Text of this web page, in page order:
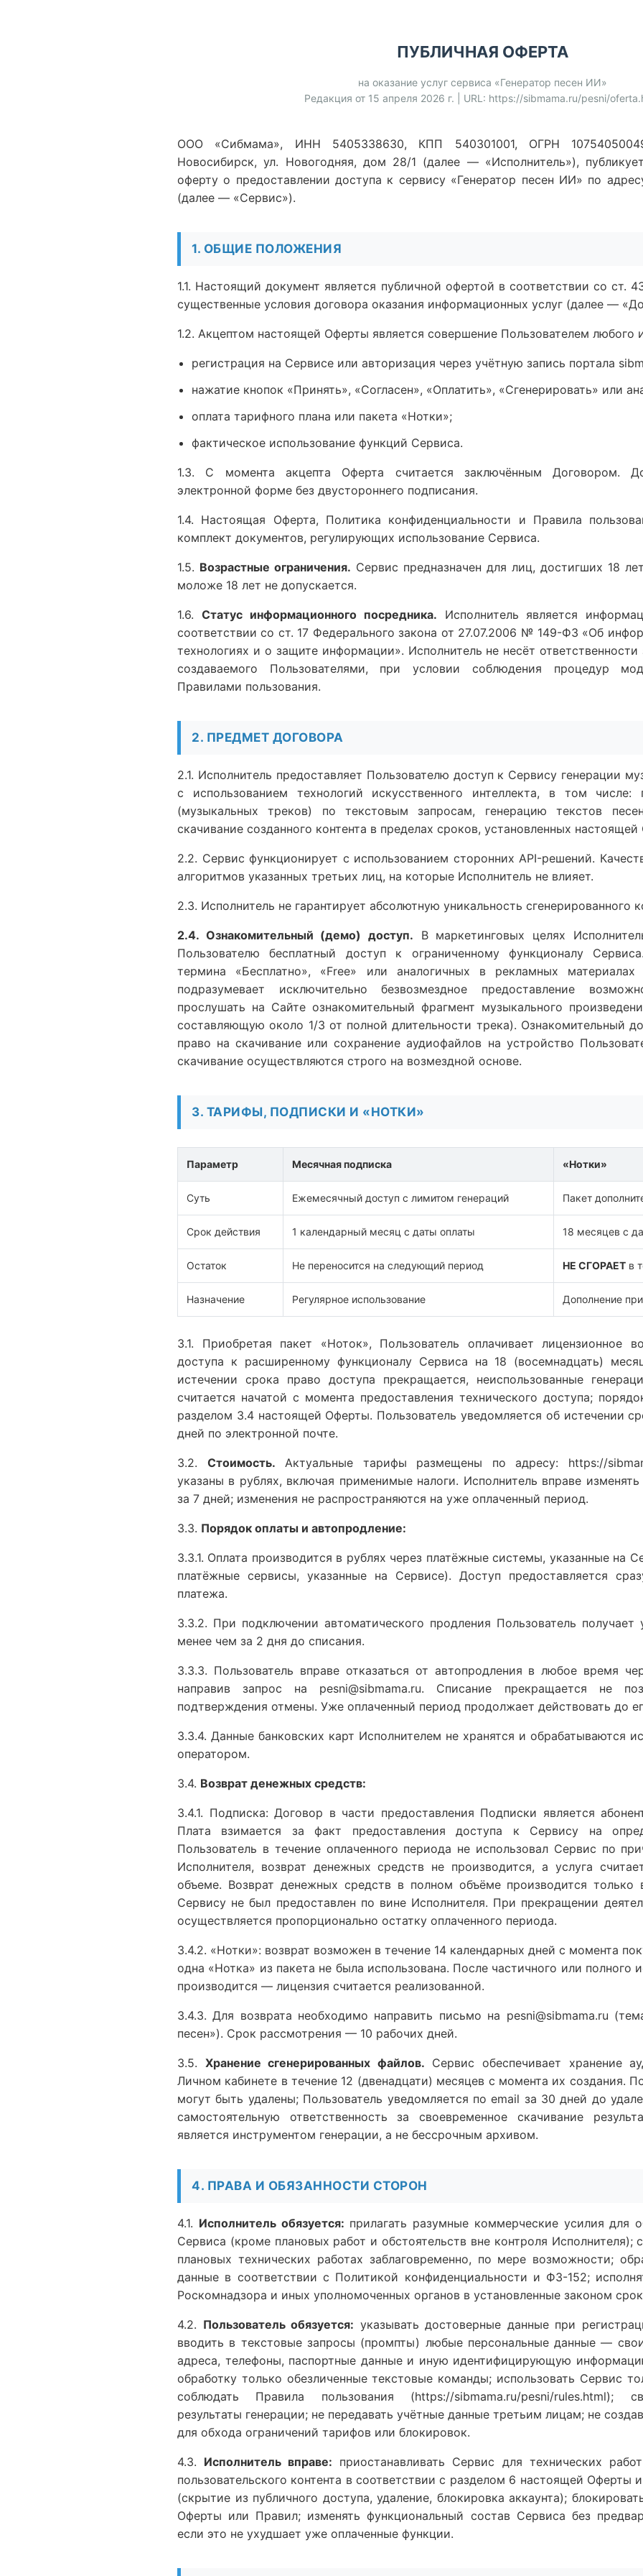
ПУБЛИЧНАЯ ОФЕРТА
на оказание услуг сервиса «Генератор песен ИИ»
Редакция от 15 апреля 2026 г. | URL: https://sibmama.ru/pesni/
ООО «Сибмама», ИНН 5405338630, КПП 540301001, ОГРН
Новосибирск, ул. Новогодняя, дом 28/1 (далее — «Исполнитель»),
оферту о предоставлении доступа к сервису «Генератор песен ИИ» по
(далее — «Сервис»).
1. ОБЩИЕ ПОЛОЖЕНИЯ
1.1. Настоящий документ является публичной офертой в соответствии со ст.
существенные условия договора оказания информационных услуг (далее —
1.2. Акцептом настоящей Оферты является совершение Пользователем любого
регистрация на Сервисе или авторизация через учётную запись портала
нажатие кнопок «Принять», «Согласен», «Оплатить», «Сгенерировать» или
оплата тарифного плана или пакета «Нотки»;
фактическое использование функций Сервиса.
1.3. С момента акцепта Оферта считается заключённым Договором.
электронной форме без двустороннего подписания.
1.4. Настоящая Оферта, Политика конфиденциальности и Правила
комплект документов, регулирующих использование Сервиса.
1.5. Возрастные ограничения. Сервис предназначен для лиц, достигших 18
моложе 18 лет не допускается.
1.6. Статус информационного посредника. Исполнитель является
соответствии со ст. 17 Федерального закона от 27.07.2006 № 149-ФЗ «Об
технологиях и о защите информации». Исполнитель не несёт
создаваемого Пользователями, при условии соблюдения процедур
Правилами пользования.
2. ПРЕДМЕТ ДОГОВОРА
2.1. Исполнитель предоставляет Пользователю доступ к Сервису генерации
с использованием технологий искусственного интеллекта, в том числе:
(музыкальных треков) по текстовым запросам, генерацию текстов
скачивание созданного контента в пределах сроков, установленных
2.2. Сервис функционирует с использованием сторонних API-решений.
алгоритмов указанных третьих лиц, на которые Исполнитель не влияет.
2.3. Исполнитель не гарантирует абсолютную уникальность сгенерированного
2.4. Ознакомительный (демо) доступ. В маркетинговых целях
Пользователю бесплатный доступ к ограниченному функционалу
термина «Бесплатно», «Free» или аналогичных в рекламных
подразумевает исключительно безвозмездное предоставление
прослушать на Сайте ознакомительный фрагмент музыкального
составляющую около 1/3 от полной длительности трека). Ознакомительный
право на скачивание или сохранение аудиофайлов на устройство
скачивание осуществляются строго на возмездной основе.
3. ТАРИФЫ, ПОДПИСКИ И «НОТКИ»
Параметр Месячная подписка «Нотки»
Суть Ежемесячный доступ с лимитом генераций Пакет
Срок действия 1 календарный месяц с даты оплаты 18 месяцев с
Остаток Не переносится на следующий период НЕ СГОРАЕТ в
Назначение Регулярное использование Дополнение
3.1. Приобретая пакет «Ноток», Пользователь оплачивает лицензионное
доступа к расширенному функционалу Сервиса на 18 (восемнадцать)
истечении срока право доступа прекращается, неиспользованные
считается начатой с момента предоставления технического доступа;
разделом 3.4 настоящей Оферты. Пользователь уведомляется об истечении
дней по электронной почте.
3.2. Стоимость. Актуальные тарифы размещены по адресу: https://
указаны в рублях, включая применимые налоги. Исполнитель вправе
за 7 дней; изменения не распространяются на уже оплаченный период.
3.3. Порядок оплаты и автопродление:
3.3.1. Оплата производится в рублях через платёжные системы, указанные на
платёжные сервисы, указанные на Сервисе). Доступ предоставляется
платежа.
3.3.2. При подключении автоматического продления Пользователь
менее чем за 2 дня до списания.
3.3.3. Пользователь вправе отказаться от автопродления в любое время
направив запрос на pesni@sibmama.ru. Списание прекращается не
подтверждения отмены. Уже оплаченный период продолжает действовать до
3.3.4. Данные банковских карт Исполнителем не хранятся и обрабатываются
оператором.
3.4. Возврат денежных средств:
3.4.1. Подписка: Договор в части предоставления Подписки является
Плата взимается за факт предоставления доступа к Сервису на
Пользователь в течение оплаченного периода не использовал Сервис по
Исполнителя, возврат денежных средств не производится, а услуга
объеме. Возврат денежных средств в полном объёме производится только
Сервису не был предоставлен по вине Исполнителя. При прекращении
осуществляется пропорционально остатку оплаченного периода.
3.4.2. «Нотки»: возврат возможен в течение 14 календарных дней с момента
одна «Нотка» из пакета не была использована. После частичного или полного
производится — лицензия считается реализованной.
3.4.3. Для возврата необходимо направить письмо на pesni@sibmama.ru
песен»). Срок рассмотрения — 10 рабочих дней.
3.5. Хранение сгенерированных файлов. Сервис обеспечивает хранение
Личном кабинете в течение 12 (двенадцати) месяцев с момента их создания.
могут быть удалены; Пользователь уведомляется по email за 30 дней до
самостоятельную ответственность за своевременное скачивание
является инструментом генерации, а не бессрочным архивом.
4. ПРАВА И ОБЯЗАННОСТИ СТОРОН
4.1. Исполнитель обязуется: прилагать разумные коммерческие усилия для
Сервиса (кроме плановых работ и обстоятельств вне контроля Исполнителя);
плановых технических работах заблаговременно, по мере возможности;
данные в соответствии с Политикой конфиденциальности и ФЗ-152;
Роскомнадзора и иных уполномоченных органов в установленные законом
4.2. Пользователь обязуется: указывать достоверные данные при
вводить в текстовые запросы (промпты) любые персональные данные —
адреса, телефоны, паспортные данные и иную идентифицирующую
обработку только обезличенные текстовые команды; использовать Сервис
соблюдать Правила пользования (https://sibmama.ru/pesni/rules.html);
результаты генерации; не передавать учётные данные третьим лицам; не
для обхода ограничений тарифов или блокировок.
4.3. Исполнитель вправе: приостанавливать Сервис для технических
пользовательского контента в соответствии с разделом 6 настоящей Оферты
(скрытие из публичного доступа, удаление, блокировка аккаунта);
Оферты или Правил; изменять функциональный состав Сервиса без
если это не ухудшает уже оплаченные функции.